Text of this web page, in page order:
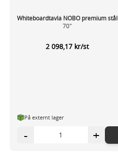
Whiteboardtavla NOBO premium stål
70"
2 098,17 kr/st
På externt lager
- +